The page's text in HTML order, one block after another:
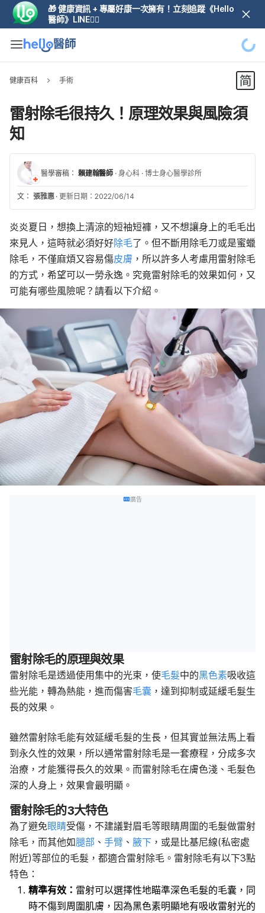
🎁 健康資訊 + 專屬好康一次擁有！立刻追蹤《Hello
醫師》LINE👆🏼
健康百科 手術
雷射除毛很持久！原理效果與風險須
知
醫學審稿： 賴建翰醫師 · 身心科 · 博士身心醫學診所
文： 張雅惠 · 更新日期：2022/06/14
炎炎夏日，想換上清涼的短袖短褲，又不想讓身上的毛毛出
來見人，這時就必須好好除毛了。但不斷用除毛刀或是蜜蠟
除毛，不僅麻煩又容易傷皮膚 ，所以許多人考慮用雷射除毛
的方式，希望可以一勞永逸。究竟雷射除毛的效果如何，又
可能有哪些風險呢？請看以下介紹。
廣告
雷射除毛的原理與效果
雷射除毛是透過使用集中的光束，使毛髮中的黑色素吸收這
些光能，轉為熱能，進而傷害毛囊 ，達到抑制或延緩毛髮生
長的效果。
雖然雷射除毛能有效延緩毛髮的生長，但其實並無法馬上看
到永久性的效果，所以通常雷射除毛是一套療程，分成多次
治療，才能獲得長久的效果。而雷射除毛在膚色淺、毛髮色
深的人身上，效果會最明顯。
雷射除毛的3大特色
為了避免眼睛受傷，不建議對眉毛等眼睛周圍的毛髮做雷射
除毛，而其他如腿部 、 手臂 、 腋下 ，或是比基尼線(私密處
附近)等部位的毛髮，都適合雷射除毛。雷射除毛有以下3點
特色：
精準有效： 雷射可以選擇性地瞄準深色毛髮的毛囊，同
時不傷到周圍肌膚，因為黑色素明顯地有吸收雷射光的